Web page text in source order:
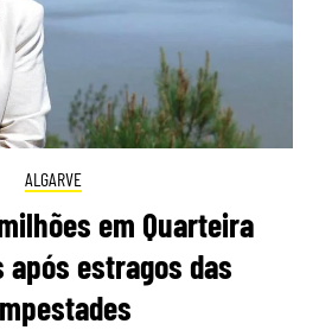
ALGARVE
em Quarteira
após estragos das